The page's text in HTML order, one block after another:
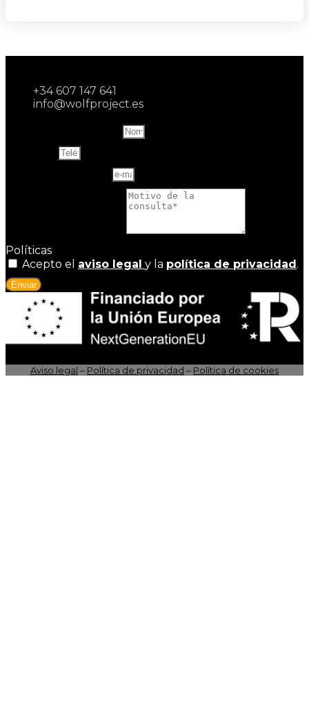
+34 607 147 641
info@wolfproject.es
Políticas
Acepto el aviso legal y la política de privacidad.
Enviar
Aviso legal – Política de privacidad – Política de cookies